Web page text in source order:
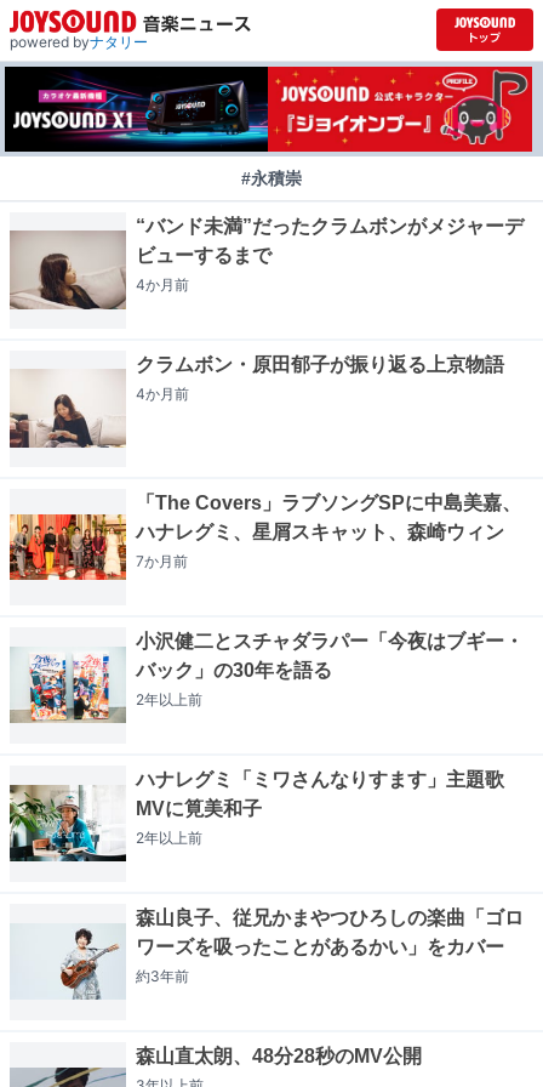
powered byナタリー
#永積崇
“バンド未満”だったクラムボンがメジャーデ
ビューするまで
4か月前
クラムボン・原田郁子が振り返る上京物語
4か月前
「The Covers」ラブソングSPに中島美嘉、
ハナレグミ、星屑スキャット、森崎ウィン
7か月前
小沢健二とスチャダラパー「今夜はブギー・
バック」の30年を語る
2年以上前
ハナレグミ「ミワさんなりすます」主題歌
MVに筧美和子
2年以上前
森山良子、従兄かまやつひろしの楽曲「ゴロ
ワーズを吸ったことがあるかい」をカバー
約3年前
森山直太朗、48分28秒のMV公開